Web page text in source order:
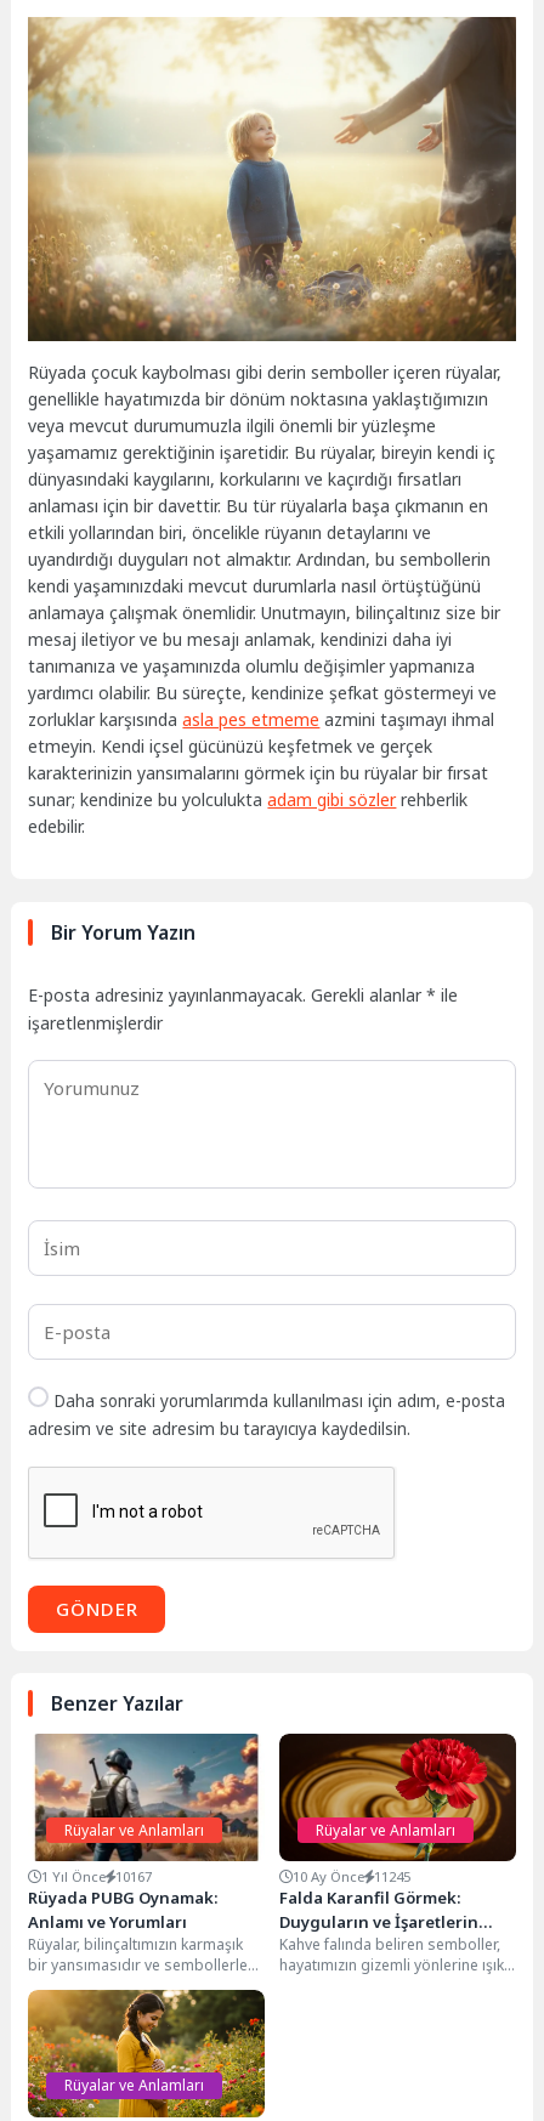
Rüyada çocuk kaybolması gibi derin semboller içeren rüyalar,
genellikle hayatımızda bir dönüm noktasına yaklaştığımızın
veya mevcut durumumuzla ilgili önemli bir yüzleşme
yaşamamız gerektiğinin işaretidir. Bu rüyalar, bireyin kendi iç
dünyasındaki kaygılarını, korkularını ve kaçırdığı fırsatları
anlaması için bir davettir. Bu tür rüyalarla başa çıkmanın en
etkili yollarından biri, öncelikle rüyanın detaylarını ve
uyandırdığı duyguları not almaktır. Ardından, bu sembollerin
kendi yaşamınızdaki mevcut durumlarla nasıl örtüştüğünü
anlamaya çalışmak önemlidir. Unutmayın, bilinçaltınız size bir
mesaj iletiyor ve bu mesajı anlamak, kendinizi daha iyi
tanımanıza ve yaşamınızda olumlu değişimler yapmanıza
yardımcı olabilir. Bu süreçte, kendinize şefkat göstermeyi ve
zorluklar karşısındaasla pes etmeme azmini taşımayı ihmal
etmeyin. Kendi içsel gücünüzü keşfetmek ve gerçek
karakterinizin yansımalarını görmek için bu rüyalar bir fırsat
sunar; kendinize bu yolculuktaadam gibi sözlerrehberlik
edebilir.
Bir Yorum Yazın
E-posta adresiniz yayınlanmayacak. Gerekli alanlar* ile
işaretlenmişlerdir
Daha sonraki yorumlarımda kullanılması için adım, e-posta
adresim ve site adresim bu tarayıcıya kaydedilsin.
GÖNDER
Benzer Yazılar
Rüyalar ve Anlamları
1 Yıl Önce 10167
Rüyada PUBG Oynamak:
Anlamı ve Yorumları
Rüyalar, bilinçaltımızın karmaşık
bir yansımasıdır ve sembollerle
dolu gizemli mesajlar taşırlar.
Rüyada PUBG oynamak da,...
Rüyalar ve Anlamları
10 Ay Önce 11245
Falda Karanfil Görmek:
Duyguların ve İşaretlerin
Derin Anlamı
Kahve falında beliren semboller,
hayatımızın gizemli yönlerine ışık
Rüyalar ve Anlamları